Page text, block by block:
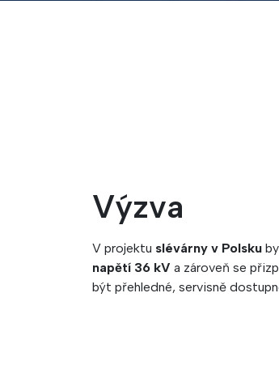
Výzva
V projektu slévárny v Polsku
napětí 36 kV a zároveň se
být přehledné, servisně